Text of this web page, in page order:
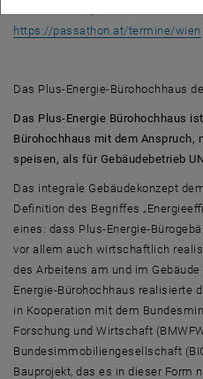
https://passathon.at/termine/wien
Das Plus-Energie-Bürohochhaus
Das Plus-Energie Bürohochhaus
Bürohochhaus mit dem Anspruch,
speisen, als für Gebäudebetrieb
Das integrale Gebäudekonzept
Definition des Begriffes
eines: dass Plus-Energie-
vor allem auch wirtschaftlich
des Arbeitens am und im
Energie-Bürohochhaus realisierte
in Kooperation mit dem
Forschung und Wirtschaft
Bundesimmobiliengesellschaft
Bauprojekt, das es in dieser Form